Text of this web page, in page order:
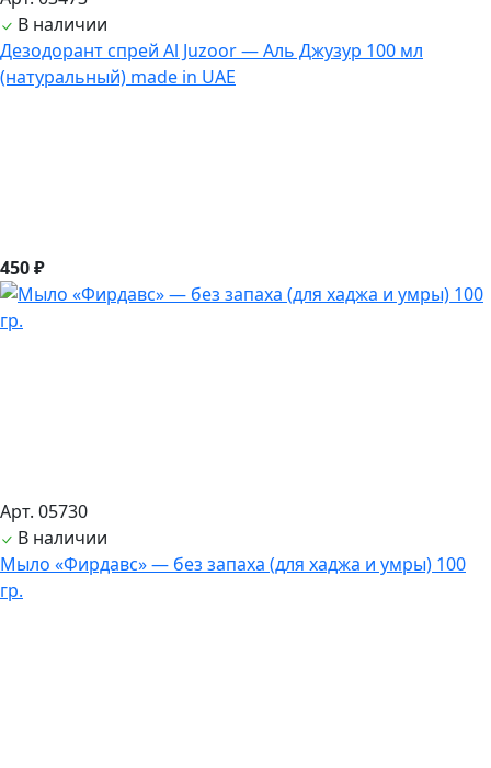
В наличии
Дезодорант спрей Al Juzoor — Аль Джузур 100 мл
(натуральный) made in UAE
450 ₽
Арт. 05730
В наличии
Мыло «Фирдавс» — без запаха (для хаджа и умры) 100
гр.